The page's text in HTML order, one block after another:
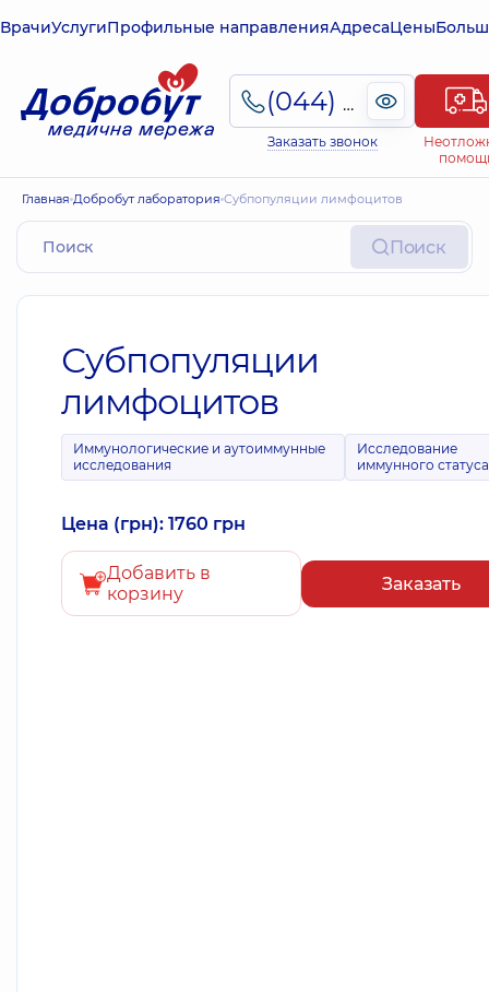
ВрачиУслугиПрофильные направленияАдресаЦены
(044) 495-2-888
Заказать звонок
Главная Добробут лаборатория Субпопуляции лимфоцитов
Поиск
Субпопуляции
лимфоцитов
Иммунологические и аутоиммунные
исследования
Исследование
иммунного статуса
Цена (грн): 1760 грн
Добавить в
корзину
Заказать